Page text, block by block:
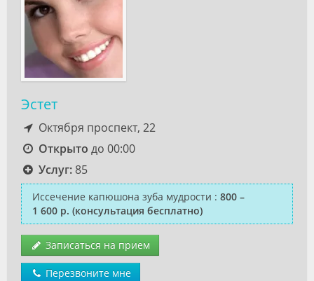
Эстет
Октября проспект, 22
Открыто до 00:00
Услуг:85
Иссечение капюшона зуба мудрости : 800 –
1 600 р. (консультация бесплатно)
Записаться на прием
Перезвоните мне